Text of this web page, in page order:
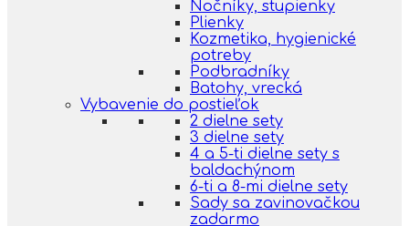
Nočníky, stupienky
Plienky
Kozmetika, hygienické
potreby
Podbradníky
Batohy, vrecká
Vybavenie do postieľok
2 dielne sety
3 dielne sety
4 a 5-ti dielne sety s
baldachýnom
6-ti a 8-mi dielne sety
Sady sa zavinovačkou
zadarmo